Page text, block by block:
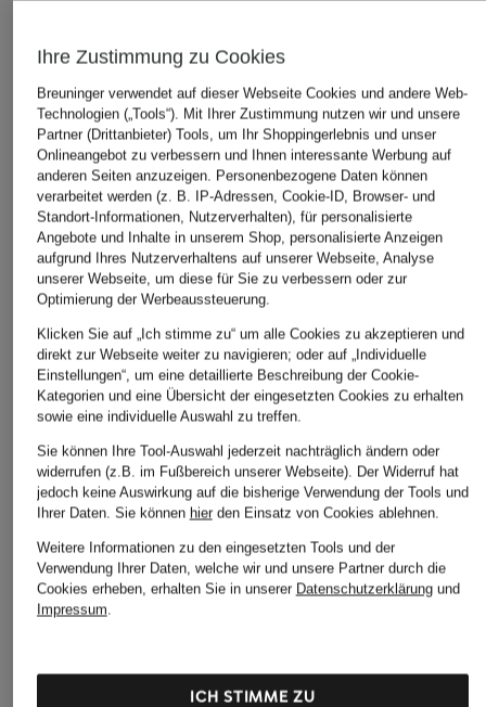
GARAVANI
Ledergürtel zum
Ihre Zustimmung zu Cookies
Breuninger verwendet auf dieser Webseite Cookies und andere Web-
Technologien („Tools“). Mit Ihrer Zustimmung nutzen wir und unsere
Partner (Drittanbieter) Tools, um Ihr Shoppingerlebnis und unser
Onlineangebot zu verbessern und Ihnen interessante Werbung auf
anderen Seiten anzuzeigen. Personenbezogene Daten können
verarbeitet werden (z. B. IP-Adressen, Cookie-ID, Browser- und
Standort-Informationen, Nutzerverhalten), für personalisierte
Angebote und Inhalte in unserem Shop, personalisierte Anzeigen
aufgrund Ihres Nutzerverhaltens auf unserer Webseite, Analyse
unserer Webseite, um diese für Sie zu verbessern oder zur
Optimierung der Werbeaussteuerung.
Klicken Sie auf „Ich stimme zu“ um alle Cookies zu akzeptieren und
direkt zur Webseite weiter zu navigieren; oder auf „Individuelle
Einstellungen“, um eine detaillierte Beschreibung der Cookie-
Kategorien und eine Übersicht der eingesetzten Cookies zu erhalten
sowie eine individuelle Auswahl zu treffen.
Sie können Ihre Tool-Auswahl jederzeit nachträglich ändern oder
widerrufen (z.B. im Fußbereich unserer Webseite). Der Widerruf hat
jedoch keine Auswirkung auf die bisherige Verwendung der Tools und
Ihrer Daten. Sie können hierden Einsatz von Cookies ablehnen.
Weitere Informationen zu den eingesetzten Tools und der
Verwendung Ihrer Daten, welche wir und unsere Partner durch die
Cookies erheben, erhalten Sie in unserer Datenschutzerklärungund
Impressum.
ICH STIMME ZU